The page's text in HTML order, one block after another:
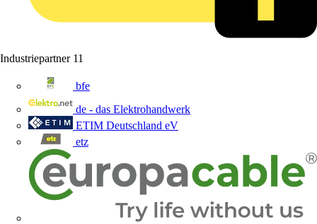
Industriepartner 11
bfe
de - das Elektrohandwerk
ETIM Deutschland eV
etz